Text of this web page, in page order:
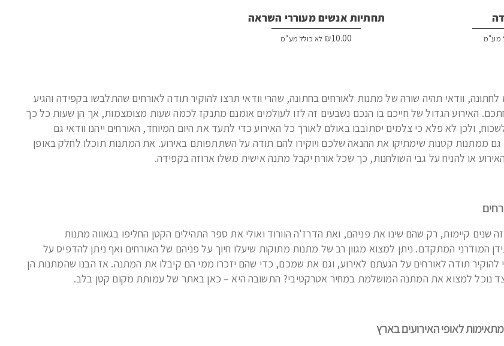
מע"מ
תחתיות אנשים מעוררי השראה
₪10.00 לא כולל מע"מ
וודאי תהיה שורה של מתנות לאורחים בחתונה, שהרי וודאי תרצו להוקיר תודה לאורחים שהתלבשו בקפידה והגיע
האירוע הגדול של חייכם בו הנכם נשבעים זה לזו לעולמים אומנם מתנקז לכמה שעות מצומצמות, אך הן שעות כל כך
ולכן לא פלא כי צלמים יסתובבו באולם לאורך כל האירוע כדי לתעד את היום המיוחד, האורחים ייהנו וודאי גם
גם ממתנות קטנות שימתיקו את ההנאה שלכם ויוקירו להם תודה על השתתפותם באירוע. את המתנות תוכלו לחלק באופן
או להניח על גבי השולחנות, כך שכל אורח יקבל מתנה אישית משלו ארוזה בקפידה.
שנים קיימות, רק שהם שינו את פניהם, ואת הדרז'ה הוורוד ואולי את ספר התהילים הקטן החליפו בגאווה מתנות
המודרני המתקדם. ניתן למצוא מגוון רב של מתנות מתוקות שיעלו חיוך על פניהם של האורחים ואף ניתן להדפיס על
להוקיר תודה לאורחים על הגעתם לאירוע, וגם את שמכם, כדי שהם יזכרו ממי הם קיבלו את המתנה. אז הבנו שהמתנות הן
נוכל למצוא את המתנה המושלמת במחיר אטרקטיבי? התשובה היא – כאן באתר של עמותת מקום קטן בלב.
לאופי האירועים בארץ